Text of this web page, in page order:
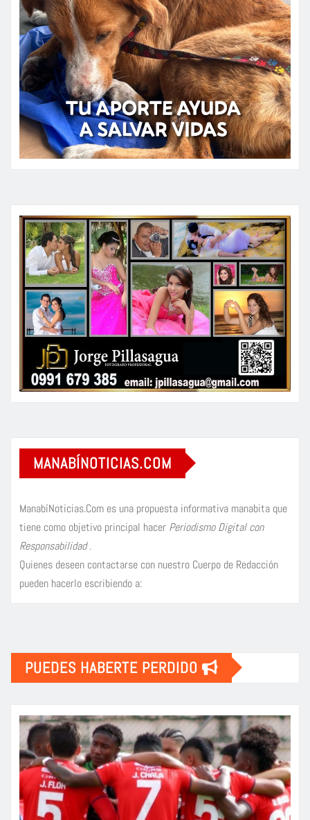
MANABÍNOTICIAS.COM
ManabíNoticias.Com es una propuesta informativa manabita que
tiene como objetivo principal hacer Periodismo Digital con
Responsabilidad.
Quienes deseen contactarse con nuestro Cuerpo de Redacción
pueden hacerlo escribiendo a:
PUEDES HABERTE PERDIDO